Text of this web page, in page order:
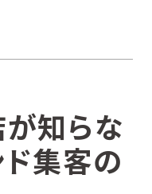
知らな
集客の